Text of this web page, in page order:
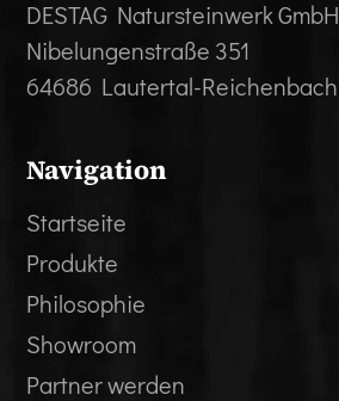
DESTAG Natursteinwerk GmbH
Nibelungenstraße 351
64686 Lautertal-Reichenbach
Navigation
Startseite
Produkte
Philosophie
Showroom
Partner werden